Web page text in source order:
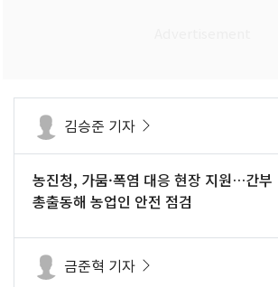
김승준 기자
농진청, 가뭄·폭염 대응 현장 지원…간부
총출동해 농업인 안전 점검
금준혁 기자